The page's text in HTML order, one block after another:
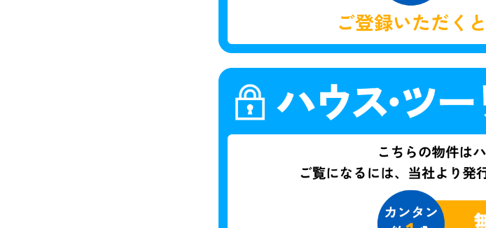
ご登録いただくと